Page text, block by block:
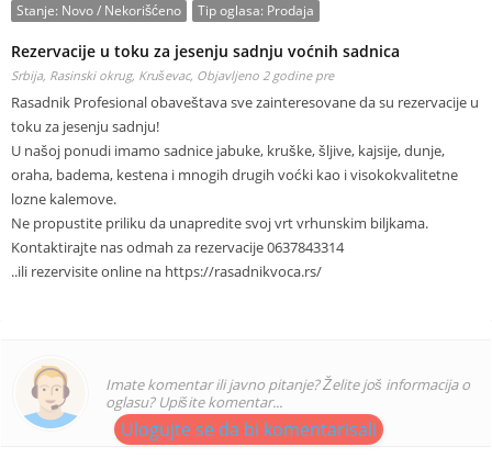
Stanje: Novo / Nekorišćeno Tip oglasa: Prodaja
Rezervacije u toku za jesenju sadnju voćnih sadnica
Srbija, Rasinski okrug, Kruševac, Objavljeno 2 godine pre
Rasadnik Profesional obaveštava sve zainteresovane da su rezervacije u
toku za jesenju sadnju!
U našoj ponudi imamo sadnice jabuke, kruške, šljive, kajsije, dunje,
oraha, badema, kestena i mnogih drugih voćki kao i visokokvalitetne
lozne kalemove.
Ne propustite priliku da unapredite svoj vrt vrhunskim biljkama.
Kontaktirajte nas odmah za rezervacije 0637843314
..ili rezervisite online na https://rasadnikvoca.rs/
Imate komentar ili javno pitanje? Želite još informacija o
oglasu? Upišite komentar...
Ulogujte se da bi komentarisali